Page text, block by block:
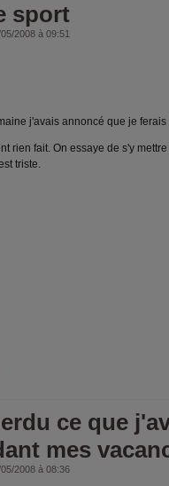
sport
2008 à 09:51
j'avais annoncé que je
rien fait. On essaye de s'y
triste.
ce que
mes
2008 à 08:36